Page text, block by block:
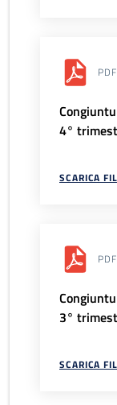
PDF
4°
SCARICA
PDF
3°
SCARICA